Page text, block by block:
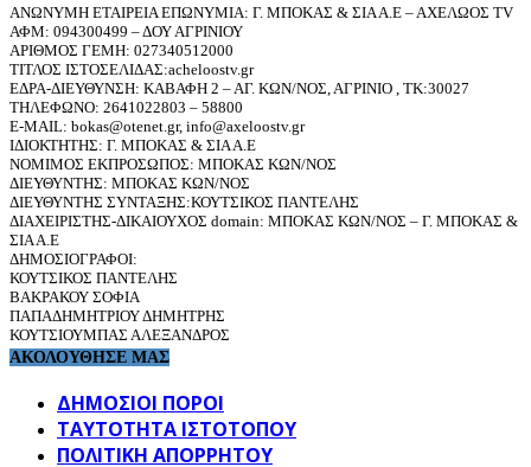
ΑΝΩΝΥΜΗ ΕΤΑΙΡΕΙΑ ΕΠΩΝΥΜΙΑ: Γ. ΜΠΟΚΑΣ & ΣΙΑ Α.Ε – ΑΧΕΛΩΟΣ TV
ΑΦΜ: 094300499 – ΔΟΥ ΑΓΡΙΝΙΟΥ
ΑΡΙΘΜΟΣ ΓΕΜΗ: 027340512000
ΤΙΤΛΟΣ ΙΣΤΟΣΕΛΙΔΑΣ:acheloostv.gr
ΕΔΡΑ-ΔΙΕΥΘΥΝΣΗ: ΚΑΒΑΦΗ 2 – ΑΓ. ΚΩΝ/ΝΟΣ, ΑΓΡΙΝΙΟ , ΤΚ:30027
ΤΗΛΕΦΩΝΟ: 2641022803 – 58800
E-MAIL: bokas@otenet.gr, info@axeloostv.gr
ΙΔΙΟΚΤΗΤΗΣ: Γ. ΜΠΟΚΑΣ & ΣΙΑ Α.Ε
ΝΟΜΙΜΟΣ ΕΚΠΡΟΣΩΠΟΣ: ΜΠΟΚΑΣ ΚΩΝ/ΝΟΣ
ΔΙΕΥΘΥΝΤΗΣ: ΜΠΟΚΑΣ ΚΩΝ/ΝΟΣ
ΔΙΕΥΘΥΝΤΗΣ ΣΥΝΤΑΞΗΣ:ΚΟΥΤΣΙΚΟΣ ΠΑΝΤΕΛΗΣ
ΔΙΑΧΕΙΡΙΣΤΗΣ-ΔΙΚΑΙΟΥΧΟΣ domain: ΜΠΟΚΑΣ ΚΩΝ/ΝΟΣ – Γ. ΜΠΟΚΑΣ &
ΣΙΑ Α.Ε
ΔΗΜΟΣΙΟΓΡΑΦΟΙ:
ΚΟΥΤΣΙΚΟΣ ΠΑΝΤΕΛΗΣ
ΒΑΚΡΑΚΟΥ ΣΟΦΙΑ
ΠΑΠΑΔΗΜΗΤΡΙΟΥ ΔΗΜΗΤΡΗΣ
ΚΟΥΤΣΙΟΥΜΠΑΣ ΑΛΕΞΑΝΔΡΟΣ
ΑΚΟΛΟΥΘΗΣΕ ΜΑΣ
ΔΗΜΟΣΙΟΙ ΠΟΡΟΙ
ΤΑΥΤΌΤΗΤΑ ΙΣΤΌΤΟΠΟΥ
ΠΟΛΙΤΙΚΉ ΑΠΟΡΡΉΤΟΥ